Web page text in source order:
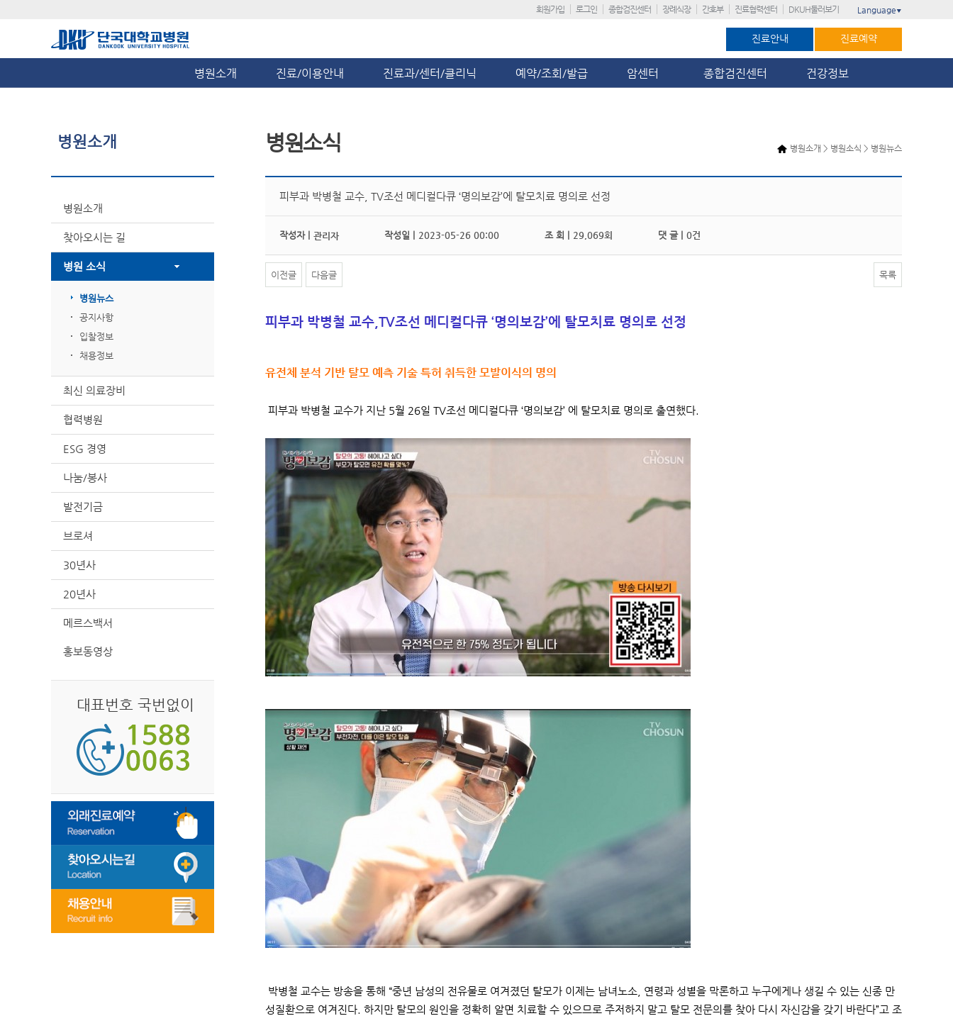
회원가입 로그인 종합검진센터 장례식장 간호부 진료협력센터 DKUH둘러보기 Language ▼
진료안내 진료예약
병원소개 진료/이용안내 진료과/센터/클리닉 예약/조회/발급 암센터 종합검진센터 건강정보
병원소개
병원소개
찾아오시는 길
병원 소식
병원뉴스
공지사항
입찰정보
채용정보
최신 의료장비
협력병원
ESG 경영
나눔/봉사
발전기금
브로셔
30년사
20년사
메르스백서
홍보동영상
대표번호 국번없이
병원소개 > 병원소식 > 병원뉴스
병원소식
피부과 박병철 교수, TV조선 메디컬다큐 ‘명의보감’에 탈모치료 명의로 선정
작성자 | 관리자 작성일 | 2023-05-26 00:00 조 회 | 29,069회 댓 글 | 0건
이전글 다음글 목록
피부과 박병철 교수, TV조선 메디컬다큐 ‘명의보감’에 탈모치료 명의로 선정
유전체 분석 기반 탈모 예측 기술 특허 취득한 모발이식의 명의
피부과 박병철 교수가 지난 5월 26일 TV조선 메디컬다큐 ‘명의보감’ 에 탈모치료 명의로 출연했다.
박병철 교수는 방송을 통해 “중년 남성의 전유물로 여겨졌던 탈모가 이제는 남녀노소, 연령과 성별을 막론하고 누구에게나 생길 수 있는 신종 만
성질환으로 여겨진다. 하지만 탈모의 원인을 정확히 알면 치료할 수 있으므로 주저하지 말고 탈모 전문의를 찾아 다시 자신감을 갖기 바란다”고 조